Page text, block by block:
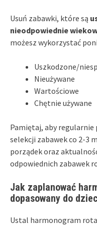
Usuń zabawki, które są
nieodpowiednie
możesz wykorzystać
Uszkodzone/
Nieużywane
Wartościowe
Chętnie używane
Pamiętaj, aby
selekcji zabawek co 2-3
porządek oraz
odpowiednich zabawek
Jak zaplanować
dopasowany do
Ustal harmonogram